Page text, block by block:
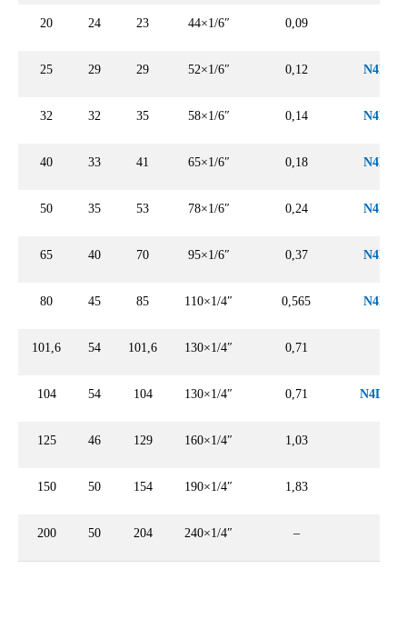
20 24 23 44×1/6″ 0,09
25 29 29 52×1/6″ 0,12
32 32 35 58×1/6″ 0,14
40 33 41 65×1/6″ 0,18
50 35 53 78×1/6″ 0,24
65 40 70 95×1/6″ 0,37
80 45 85 110×1/4″ 0,565
101,6 54 101,6 130×1/4″ 0,71
104 54 104 130×1/4″ 0,71
125 46 129 160×1/4″ 1,03
150 50 154 190×1/4″ 1,83
200 50 204 240×1/4″ –